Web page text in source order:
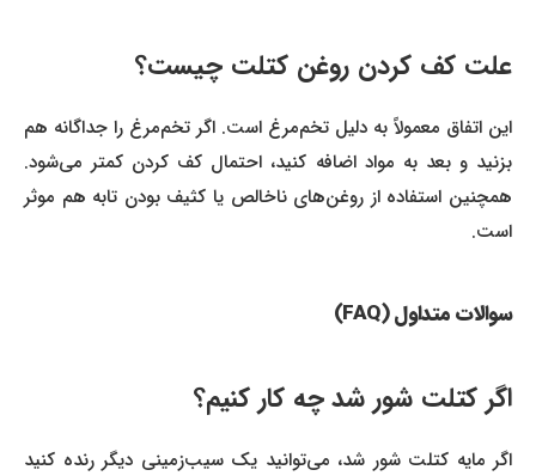
علت کف کردن روغن کتلت چیست؟
این اتفاق معمولاً به دلیل تخم‌مرغ است. اگر تخم‌مرغ را جداگانه هم
بزنید و بعد به مواد اضافه کنید، احتمال کف کردن کمتر می‌شود.
همچنین استفاده از روغن‌های ناخالص یا کثیف بودن تابه هم موثر
است.
سوالات متداول (FAQ)
اگر کتلت شور شد چه کار کنیم؟
اگر مایه کتلت شور شد، می‌توانید یک سیب‌زمینی دیگر رنده کنید